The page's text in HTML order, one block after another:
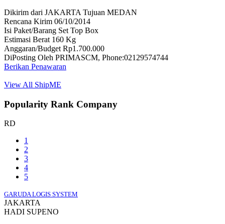
Dikirim dari JAKARTA Tujuan MEDAN
Rencana Kirim 06/10/2014
Isi Paket/Barang Set Top Box
Estimasi Berat 160 Kg
Anggaran/Budget Rp1.700.000
DiPosting Oleh PRIMASCM, Phone:02129574744
Berikan Penawaran
View All ShipME
Popularity Rank Company
RD
1
2
3
4
5
GARUDA LOGIS SYSTEM
JAKARTA
HADI SUPENO